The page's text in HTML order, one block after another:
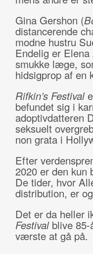
Gina Gershon (
distancerende
modne hustru
Endelig er
smukke læge,
hidsigprop af en
Rifkin’s Festival
befundet sig i
adoptivdatteren
seksuelt
non grata i
Efter
2020 er den kun
De tider, hvor
distribution, er
Det er da heller
Festivalblive 85-
værste at gå på.